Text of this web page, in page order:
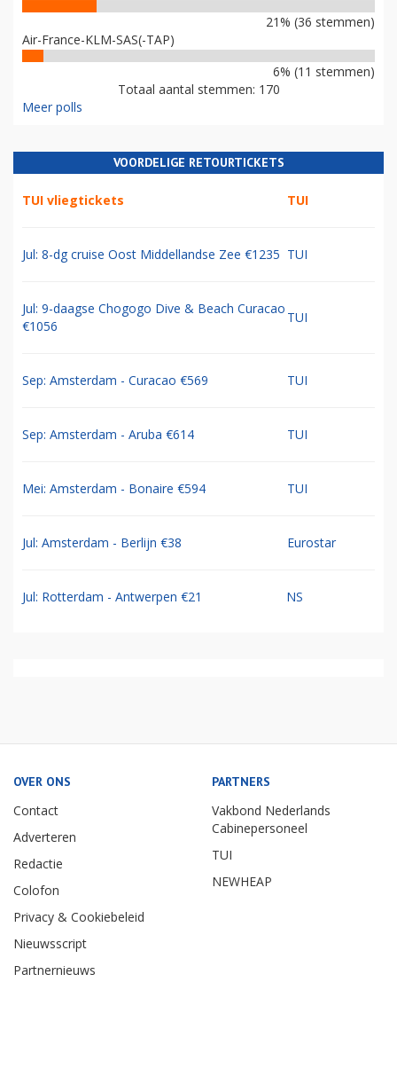
21% (36 stemmen)
Air-France-KLM-SAS(-TAP)
6% (11 stemmen)
Totaal aantal stemmen: 170
Meer polls
VOORDELIGE RETOURTICKETS
TUI vliegtickets TUI
Jul: 8-dg cruise Oost Middellandse Zee €1235 TUI
Jul: 9-daagse Chogogo Dive & Beach Curacao
€1056
TUI
Sep: Amsterdam - Curacao €569 TUI
Sep: Amsterdam - Aruba €614 TUI
Mei: Amsterdam - Bonaire €594 TUI
Jul: Amsterdam - Berlijn €38 Eurostar
Jul: Rotterdam - Antwerpen €21 NS
OVER ONS
Contact
Adverteren
Redactie
Colofon
Privacy & Cookiebeleid
Nieuwsscript
Partnernieuws
PARTNERS
Vakbond Nederlands
Cabinepersoneel
TUI
NEWHEAP